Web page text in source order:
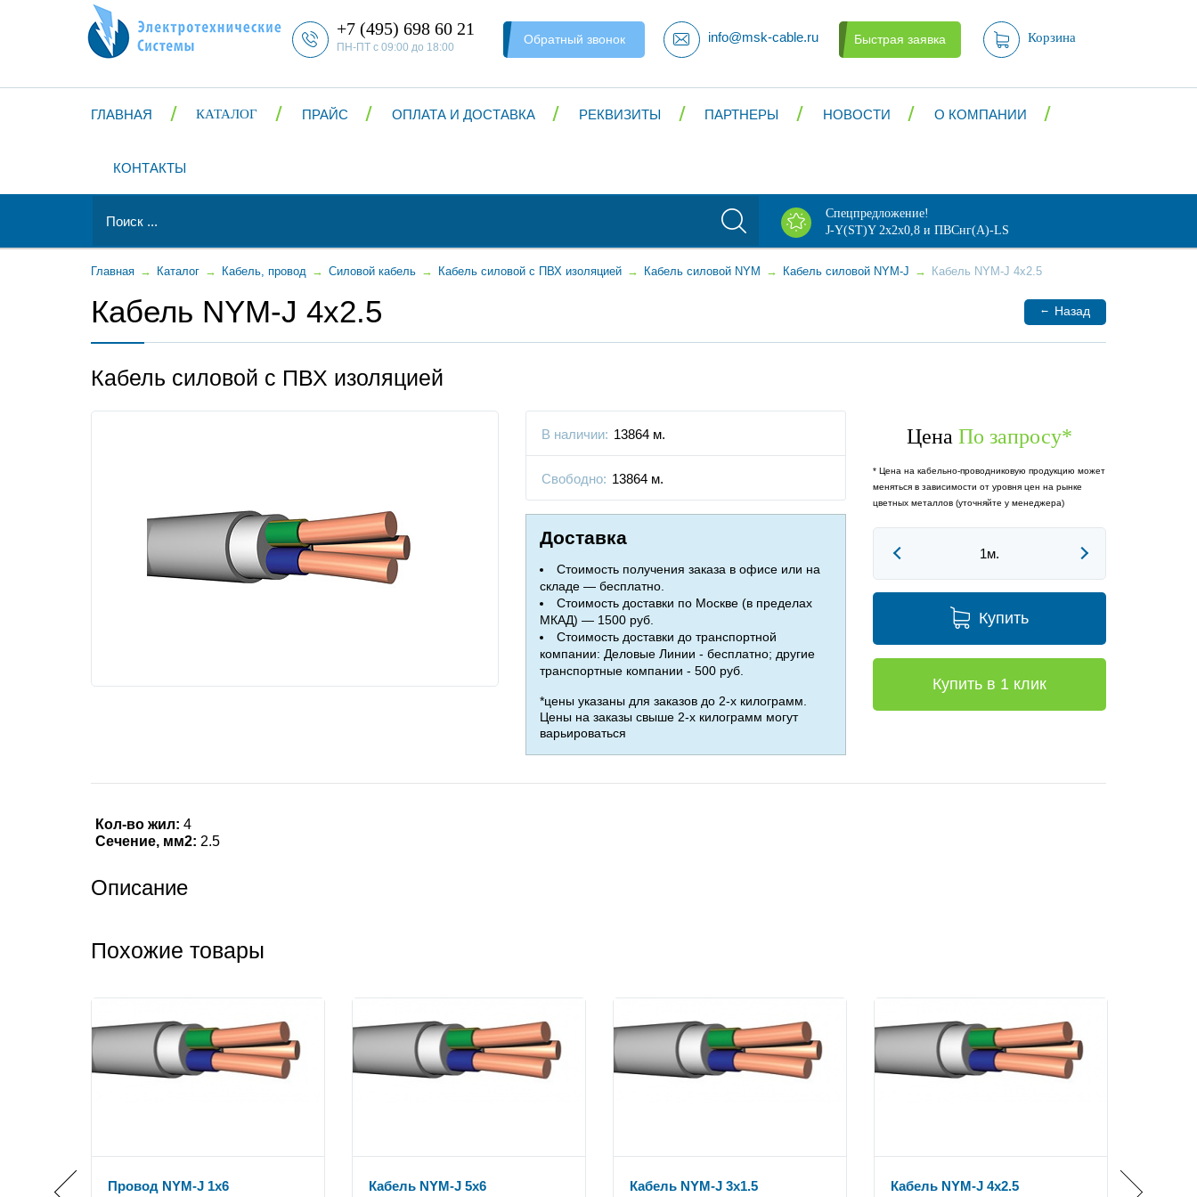
+7 (495) 698 60 21
ПН-ПТ с 09:00 до 18:00
Обратный звонок info@msk-cable.ru Быстрая заявка Корзина
ГЛАВНАЯ КАТАЛОГ ПРАЙС ОПЛАТА И ДОСТАВКА РЕКВИЗИТЫ ПАРТНЕРЫ НОВОСТИ О КОМПАНИИ
КОНТАКТЫ
Спецпредложение!
J-Y(ST)Y 2х2х0,8 и ПВСнг(А)-LS
Главная → Каталог → Кабель, провод → Силовой кабель → Кабель силовой с ПВХ изоляцией → Кабель силовой NYM → Кабель силовой NYM-J → Кабель NYM-J 4x2.5
Кабель NYM-J 4x2.5 ← Назад
Кабель силовой с ПВХ изоляцией
В наличии: 13864 м.
Свободно: 13864 м.
Доставка
Стоимость получения заказа в офисе или на
складе — бесплатно.
Стоимость доставки по Москве (в пределах
МКАД) — 1500 руб.
Стоимость доставки до транспортной
компании: Деловые Линии - бесплатно; другие
транспортные компании - 500 руб.
*цены указаны для заказов до 2-х килограмм.
Цены на заказы свыше 2-х килограмм могут
варьироваться
Цена По запросу*
* Цена на кабельно-проводниковую продукцию может
меняться в зависимости от уровня цен на рынке
цветных металлов (уточняйте у менеджера)
Купить
Купить в 1 клик
Кол-во жил: 4
Сечение, мм2: 2.5
Описание
Похожие товары
Провод NYM-J 1x6 Кабель NYM-J 5x6 Кабель NYM-J 3x1.5 Кабель NYM-J 4x2.5